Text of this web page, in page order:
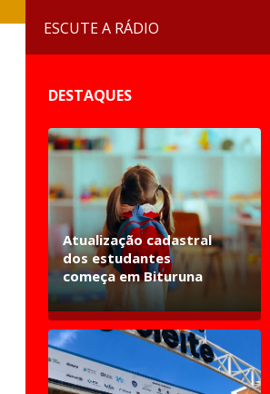
ESCUTE A RÁDIO
DESTAQUES
Atualização cadastral
dos estudantes
começa em Bituruna